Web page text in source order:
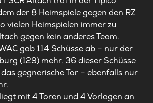
der 8 Heimspiele gegen den RZ
vielen Heimspielen immer zu
gegen kein anderes Team.
gab 114 Schüsse ab – nur der
(129) mehr. 36 dieser Schüsse
gegnerische Tor – ebenfalls nur
mit 4 Toren und 4 Vorlagen an